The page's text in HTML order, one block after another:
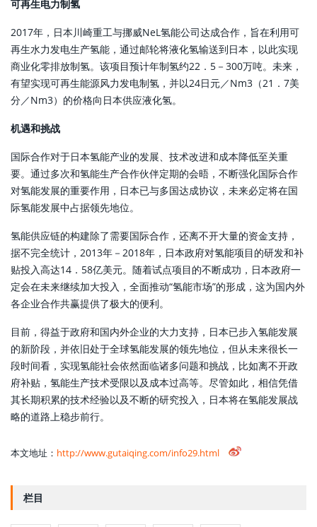
可再生电力制氢
2017年，日本川崎重工与挪威NeL氢能公司达成合作，旨在利用可
再生水力发电生产氢能，通过邮轮将液化氢输送到日本，以此实现
商业化零排放制氢。该项目预计年制氢约22．5－300万吨。未来，
有望实现可再生能源风力发电制氢，并以24日元／Nm3（21．7美
分／Nm3）的价格向日本供应液化氢。
机遇和挑战
国际合作对于日本氢能产业的发展、技术改进和成本降低至关重
要。通过多次和氢能生产合作伙伴定期的会晤，不断强化国际合作
对氢能发展的重要作用，日本已与多国达成协议，未来必定将在国
际氢能发展中占据领先地位。
氢能供应链的构建除了需要国际合作，还离不开大量的资金支持，
据不完全统计，2013年－2018年，日本政府对氢能项目的研发和补
贴投入高达14．58亿美元。随着试点项目的不断成功，日本政府一
定会在未来继续加大投入，全面推动“氢能市场”的形成，这为国内外
各企业合作共赢提供了极大的便利。
目前，得益于政府和国内外企业的大力支持，日本已步入氢能发展
的新阶段，并依旧处于全球氢能发展的领先地位，但从未来很长一
段时间看，实现氢能社会依然面临诸多问题和挑战，比如离不开政
府补贴，氢能生产技术受限以及成本过高等。尽管如此，相信凭借
其长期积累的技术经验以及不断的研究投入，日本将在氢能发展战
略的道路上稳步前行。
本文地址： http://www.gutaiqing.com/info29.html
栏目